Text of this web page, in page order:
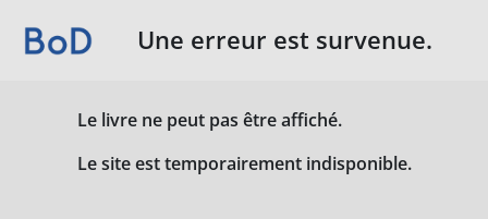
Une erreur est survenue.
Le livre ne peut pas être affiché.
Le site est temporairement indisponible.